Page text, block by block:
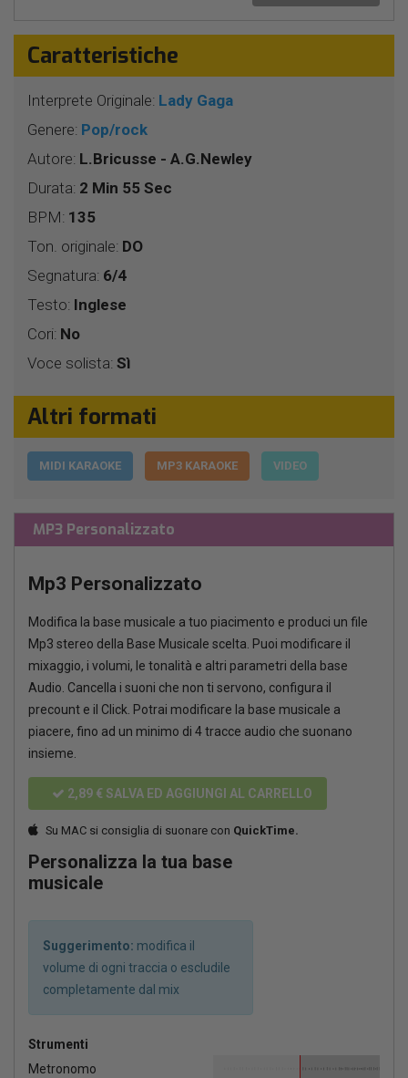
Caratteristiche
Interprete Originale: Lady Gaga
Genere: Pop/rock
Autore: L.Bricusse - A.G.Newley
Durata: 2 Min 55 Sec
BPM: 135
Ton. originale: DO
Segnatura: 6/4
Testo: Inglese
Cori: No
Voce solista: Sì
Altri formati
MIDI KARAOKE MP3 KARAOKE VIDEO
MP3 Personalizzato
Mp3 Personalizzato
Modifica la base musicale a tuo piacimento e produci un file
Mp3 stereo della Base Musicale scelta. Puoi modificare il
mixaggio, i volumi, le tonalità e altri parametri della base
Audio. Cancella i suoni che non ti servono, configura il
precount e il Click. Potrai modificare la base musicale a
piacere, fino ad un minimo di 4 tracce audio che suonano
insieme.
2,89 € SALVA ED AGGIUNGI AL CARRELLO
Su MAC si consiglia di suonare con QuickTime.
Personalizza la tua base
musicale
Suggerimento: modifica il
volume di ogni traccia o escludile
completamente dal mix
Strumenti
Metronomo